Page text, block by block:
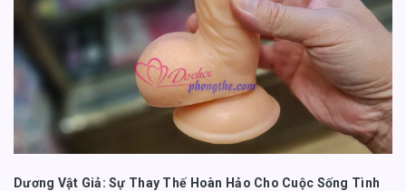
Dương Vật Giả: Sự Thay Thế Hoàn Hảo Cho Cuộc Sống Tình